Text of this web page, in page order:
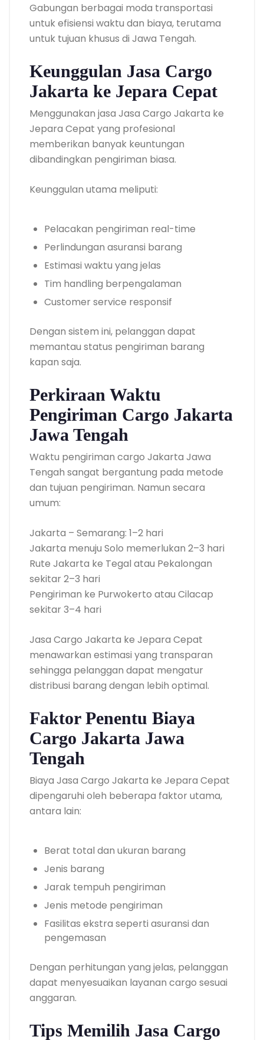
Gabungan berbagai moda transportasi
untuk efisiensi waktu dan biaya, terutama
untuk tujuan khusus di Jawa Tengah.
Keunggulan Jasa Cargo
Jakarta ke Jepara Cepat
Menggunakan jasa Jasa Cargo Jakarta ke
Jepara Cepat yang profesional
memberikan banyak keuntungan
dibandingkan pengiriman biasa.
Keunggulan utama meliputi:
Pelacakan pengiriman real-time
Perlindungan asuransi barang
Estimasi waktu yang jelas
Tim handling berpengalaman
Customer service responsif
Dengan sistem ini, pelanggan dapat
memantau status pengiriman barang
kapan saja.
Perkiraan Waktu
Pengiriman Cargo Jakarta
Jawa Tengah
Waktu pengiriman cargo Jakarta Jawa
Tengah sangat bergantung pada metode
dan tujuan pengiriman. Namun secara
umum:
Jakarta – Semarang: 1–2 hari
Jakarta menuju Solo memerlukan 2–3 hari
Rute Jakarta ke Tegal atau Pekalongan
sekitar 2–3 hari
Pengiriman ke Purwokerto atau Cilacap
sekitar 3–4 hari
Jasa Cargo Jakarta ke Jepara Cepat
menawarkan estimasi yang transparan
sehingga pelanggan dapat mengatur
distribusi barang dengan lebih optimal.
Faktor Penentu Biaya
Cargo Jakarta Jawa
Tengah
Biaya Jasa Cargo Jakarta ke Jepara Cepat
dipengaruhi oleh beberapa faktor utama,
antara lain:
Berat total dan ukuran barang
Jenis barang
Jarak tempuh pengiriman
Jenis metode pengiriman
Fasilitas ekstra seperti asuransi dan
pengemasan
Dengan perhitungan yang jelas, pelanggan
dapat menyesuaikan layanan cargo sesuai
anggaran.
Tips Memilih Jasa Cargo